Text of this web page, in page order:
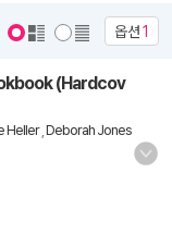
옵션1
(Hardcov
Heller, Deborah Jones